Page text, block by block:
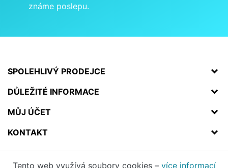
známe poslepu.
SPOLEHLIVÝ PRODEJCE
DŮLEŽITÉ INFORMACE
MŮJ ÚČET
KONTAKT
Tento web využívá soubory cookies – více informací